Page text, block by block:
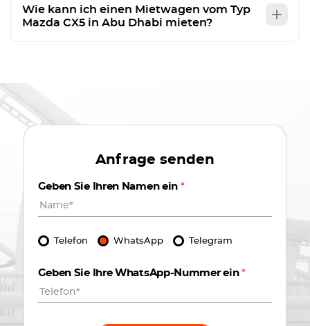
Wie kann ich einen Mietwagen vom Typ
Mazda CX5 in Abu Dhabi mieten?
Anfrage senden
Geben Sie Ihren Namen ein *
Telefon WhatsApp Telegram
Geben Sie Ihre WhatsApp-Nummer ein*